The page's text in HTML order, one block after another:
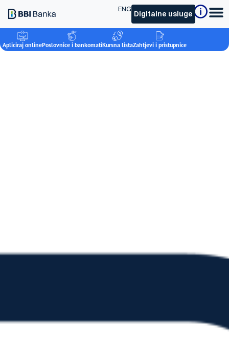
Digitalne usluge
ENG
Apliciraj onlinePoslovnice i bankomatiKursna listaZahtjevi i pristupnice